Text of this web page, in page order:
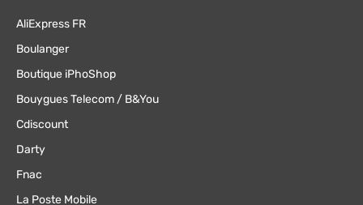
AliExpress FR
Boulanger
Boutique iPhoShop
Bouygues Telecom / B&You
Cdiscount
Darty
Fnac
La Poste Mobile